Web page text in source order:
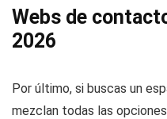
Webs de
2026
Por último, si buscas un
mezclan todas las